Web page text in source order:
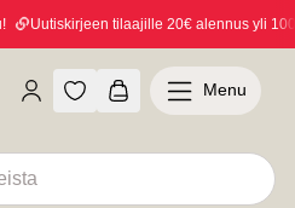
Uutiskirjeen tilaajille 20€ alennus yli
Menu